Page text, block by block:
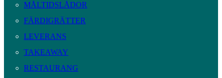
MÅLTIDSLÅDOR
FÄRDIGRÄTTER
LEVERANS
TAKEAWAY
RESTAURANG